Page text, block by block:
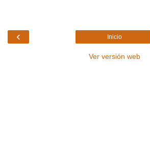
‹ Inicio
Ver versión web